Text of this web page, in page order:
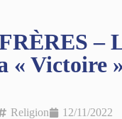
–
« Victoire
Religion 12/11/2022